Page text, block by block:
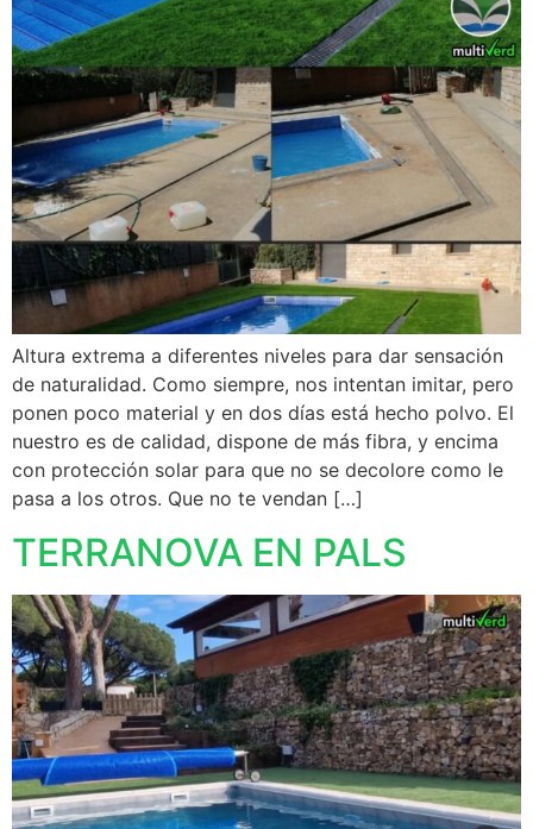
Altura extrema a diferentes niveles para dar sensación
de naturalidad. Como siempre, nos intentan imitar, pero
ponen poco material y en dos días está hecho polvo. El
nuestro es de calidad, dispone de más fibra, y encima
con protección solar para que no se decolore como le
pasa a los otros. Que no te vendan […]
TERRANOVA EN PALS